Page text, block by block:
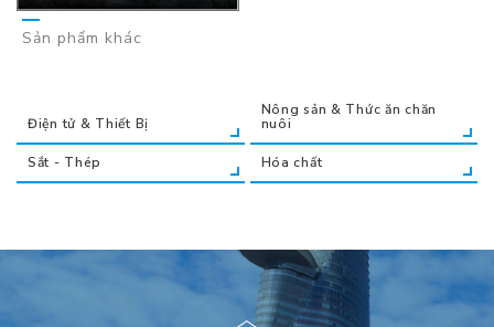
Sản phẩm khác
Điện tử & Thiết Bị
Nông sản & Thức ăn chăn
nuôi
Sắt - Thép Hóa chất